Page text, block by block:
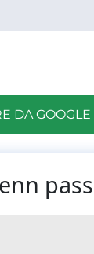
DA GOOGLE